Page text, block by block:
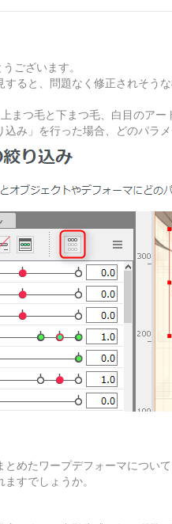
ございます。
すると、問題なく修正されそう
まつ毛と下まつ毛、白目のアー
込み」を行った場合、どのパラ
とめたワープデフォーマについ
すでしょうか。